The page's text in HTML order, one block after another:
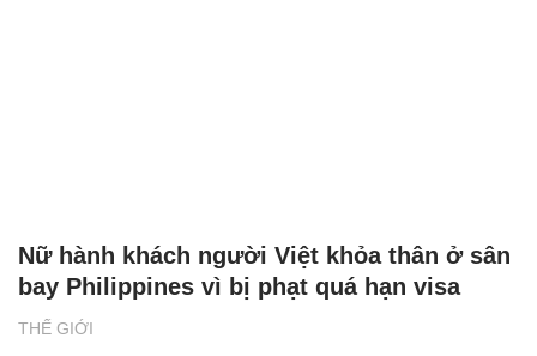
THẾ GIỚI
Nữ hành khách người Việt khỏa thân ở sân
bay Philippines vì bị phạt quá hạn visa